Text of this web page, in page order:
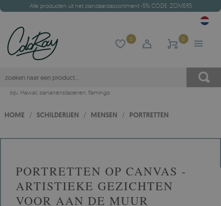
Alle producten uit het standaardassortiment -5% CODE: ZOMER5
0 0
bijv. Hawaii, bananenbladeren, flamingo
HOME / SCHILDERIJEN / MENSEN / PORTRETTEN
PORTRETTEN OP CANVAS -
ARTISTIEKE GEZICHTEN
VOOR AAN DE MUUR